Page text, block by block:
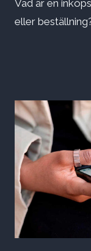
Vad är en
eller